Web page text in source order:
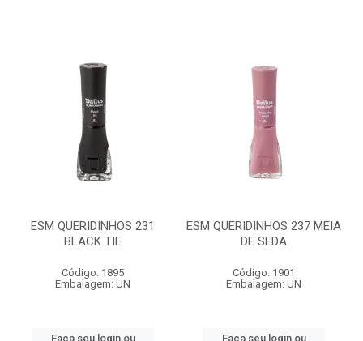
ESM QUERIDINHOS 231
BLACK TIE
Código: 1895
Embalagem: UN
Faça seu login ou
ESM QUERIDINHOS 237 MEIA
DE SEDA
Código: 1901
Embalagem: UN
Faça seu login ou